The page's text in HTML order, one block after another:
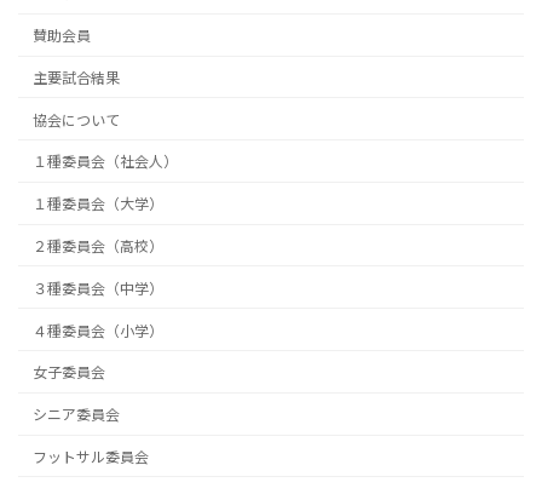
賛助会員
主要試合結果
協会について
１種委員会（社会人）
１種委員会（大学）
２種委員会（高校）
３種委員会（中学）
４種委員会（小学）
女子委員会
シニア委員会
フットサル委員会